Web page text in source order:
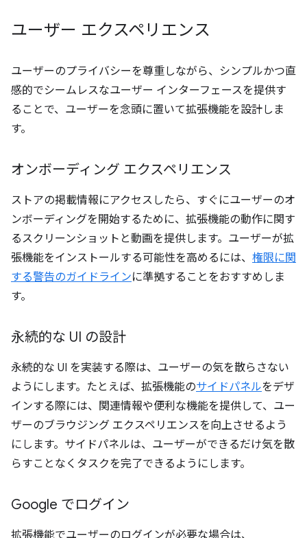
ユーザー エクスペリエンス
ユーザーのプライバシーを尊重しながら、シンプルかつ直
感的でシームレスなユーザー インターフェースを提供す
ることで、ユーザーを念頭に置いて拡張機能を設計しま
す。
オンボーディング エクスペリエンス
ストアの掲載情報にアクセスしたら、すぐにユーザーのオ
ンボーディングを開始するために、拡張機能の動作に関す
るスクリーンショットと動画を提供します。ユーザーが拡
張機能をインストールする可能性を高めるには、 権限に関
する警告のガイドラインに準拠することをおすすめしま
す。
永続的な UI の設計
永続的な UI を実装する際は、ユーザーの気を散らさない
ようにします。たとえば、拡張機能のサイドパネルをデザ
インする際には、関連情報や便利な機能を提供して、ユー
ザーのブラウジング エクスペリエンスを向上させるよう
にします。サイドパネルは、ユーザーができるだけ気を散
らすことなくタスクを完了できるようにします。
Google でログイン
拡張機能でユーザーのログインが必要な場合は、